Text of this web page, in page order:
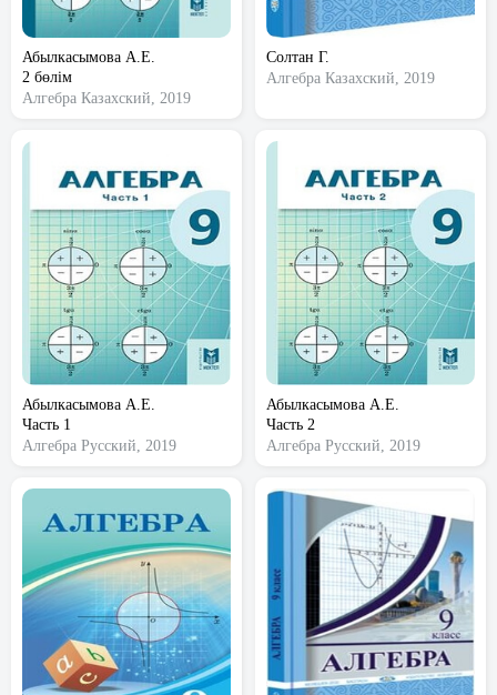
Абылкасымова А.Е.
2 бөлім
Алгебра Казахский, 2019
Солтан Г.
Алгебра Казахский, 2019
Абылкасымова А.Е.
Часть 1
Алгебра Русский, 2019
Абылкасымова А.Е.
Часть 2
Алгебра Русский, 2019